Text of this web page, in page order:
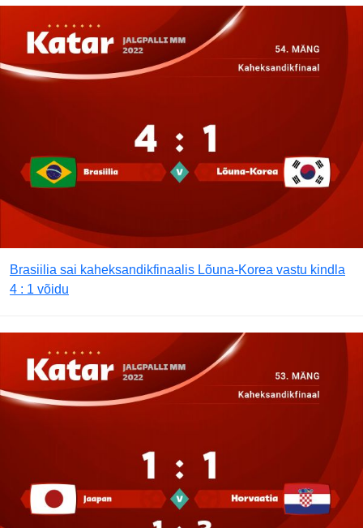
Brasiilia sai kaheksandikfinaalis Lõuna-Korea vastu kindla
4 : 1 võidu